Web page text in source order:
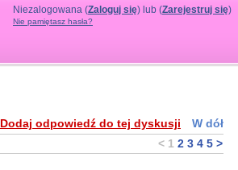
Niezalogowana (Zaloguj się) lub (Zarejestruj się)
Nie pamiętasz hasła?
Dodaj odpowiedź do tej dyskusji
W dół
< 1 2 3 4 5 >